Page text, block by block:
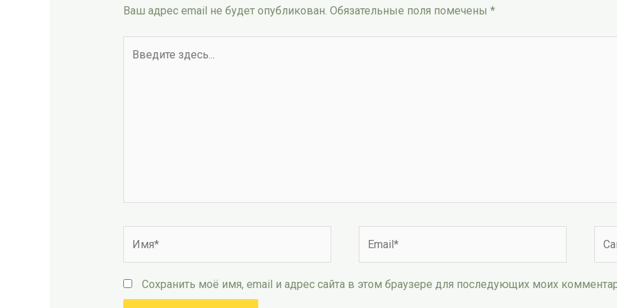
Ваш адрес email не будет опубликован. Обязательные поля помечены *
здесь...
Сохранить моё имя, email и адрес сайта в этом браузере для последующих моих